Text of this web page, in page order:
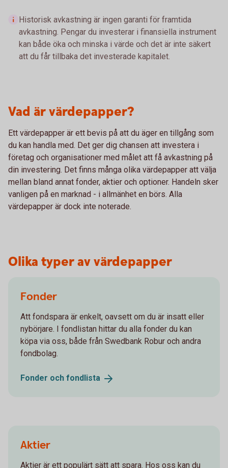
Historisk avkastning är ingen garanti för framtida
avkastning. Pengar du investerar i finansiella instrument
kan både öka och minska i värde och det är inte säkert
att du får tillbaka det investerade kapitalet.
Vad är värdepapper?
Ett värdepapper är ett bevis på att du äger en tillgång som
du kan handla med. Det ger dig chansen att investera i
företag och organisationer med målet att få avkastning på
din investering. Det finns många olika värdepapper att välja
mellan bland annat fonder, aktier och optioner. Handeln sker
vanligen på en marknad - i allmänhet en börs. Alla
värdepapper är dock inte noterade.
Olika typer av värdepapper
Fonder
Att fondspara är enkelt, oavsett om du är insatt eller
nybörjare. I fondlistan hittar du alla fonder du kan
köpa via oss, både från Swedbank Robur och andra
fondbolag.
Fonder och fondlista
Aktier
Aktier är ett populärt sätt att spara. Hos oss kan du